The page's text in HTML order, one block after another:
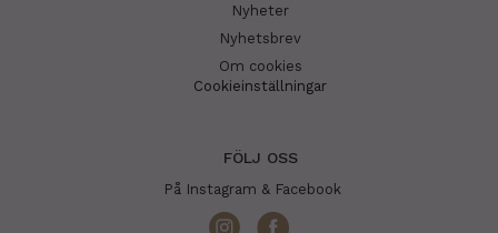
Nyheter
Nyhetsbrev
Om cookies
Cookieinställningar
FÖLJ OSS
På Instagram & Facebook